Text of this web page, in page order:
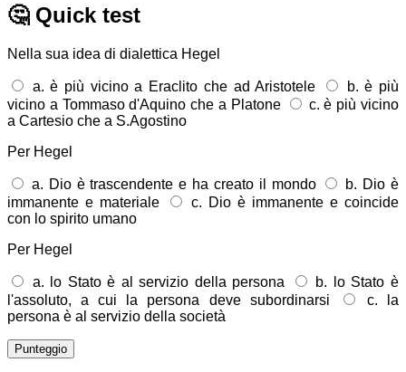
🤔Quick test
Nella sua idea di dialettica Hegel
a. è più vicino a Eraclito che ad Aristotele
b. è più
vicino a Tommaso d'Aquino che a Platone
c. è più vicino
a Cartesio che a S.Agostino
Per Hegel
a. Dio è trascendente e ha creato il mondo
b. Dio è
immanente e materiale
c. Dio è immanente e coincide
con lo spirito umano
Per Hegel
a. lo Stato è al servizio della persona
b. lo Stato è
l'assoluto, a cui la persona deve subordinarsi
c. la
persona è al servizio della società
Punteggio